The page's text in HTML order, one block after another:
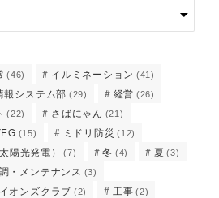
(46) イルミネーション (41)
報システム部 (29) 経営 (26)
(22) さばにゃん (21)
(15) ミドリ防災 (12)
陽光発電） (7) 冬 (4) 夏 (3)
・メンテナンス (3)
オンズクラブ (2) 工事 (2)